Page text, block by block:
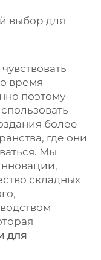
выбор для
время
поэтому
более
где они
Мы
складных
для